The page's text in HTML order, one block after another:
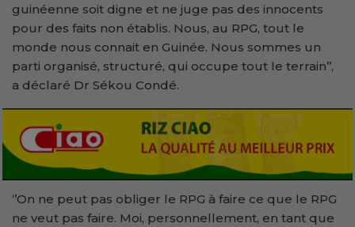
guinéenne soit digne et ne juge pas des innocents
pour des faits non établis. Nous, au RPG, tout le
monde nous connait en Guinée. Nous sommes un
parti organisé, structuré, qui occupe tout le terrain’’,
a déclaré Dr Sékou Condé.
‘’On ne peut pas obliger le RPG à faire ce que le RPG
ne veut pas faire. Moi, personnellement, en tant que